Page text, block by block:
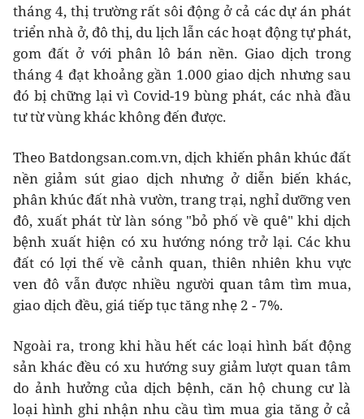
tháng 4, thị trường rất sôi động ở cả các dự án phát
triển nhà ở, đô thị, du lịch lẫn các hoạt động tự phát,
gom đất ở với phân lô bán nền. Giao dịch trong
tháng 4 đạt khoảng gần 1.000 giao dịch nhưng sau
đó bị chững lại vì Covid-19 bùng phát, các nhà đầu
tư từ vùng khác không đến được.
Theo Batdongsan.com.vn, dịch khiến phân khúc đất
nền giảm sút giao dịch nhưng ở diễn biến khác,
phân khúc đất nhà vườn, trang trại, nghỉ dưỡng ven
đô, xuất phát từ làn sóng "bỏ phố về quê" khi dịch
bệnh xuất hiện có xu hướng nóng trở lại. Các khu
đất có lợi thế về cảnh quan, thiên nhiên khu vực
ven đô vẫn được nhiều người quan tâm tìm mua,
giao dịch đều, giá tiếp tục tăng nhẹ 2 - 7%.
Ngoài ra, trong khi hầu hết các loại hình bất động
sản khác đều có xu hướng suy giảm lượt quan tâm
do ảnh hưởng của dịch bệnh, căn hộ chung cư là
loại hình ghi nhận nhu cầu tìm mua gia tăng ở cả